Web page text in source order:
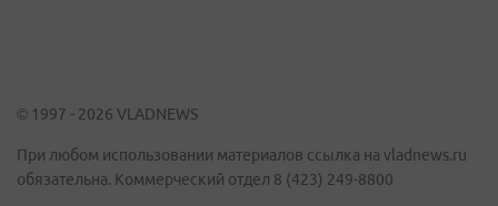
© 1997 - 2026 VLADNEWS
При любом использовании материалов ссылка на vladnews.ru
обязательна. Коммерческий отдел 8 (423) 249-8800